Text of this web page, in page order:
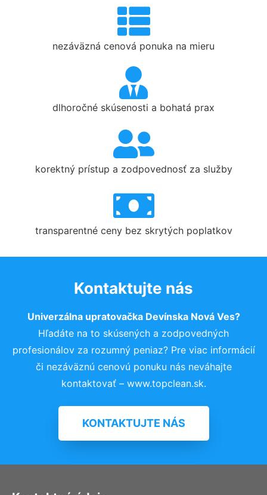
nezáväzná cenová ponuka na mieru
dlhoročné skúsenosti a bohatá prax
korektný prístup a zodpovednosť za služby
transparentné ceny bez skrytých poplatkov
Kontaktujte nás
Univerzálna upratovačka Devínska Nová Ves?
Hľadáte na to skúsených a zodpovedných
profesionálov za rozumný peniaz? Pre viac informácií
či nezáväznú cenovú ponuku nás neváhajte
kontaktovať – www.topclean.sk.
KONTAKTUJTE NÁS